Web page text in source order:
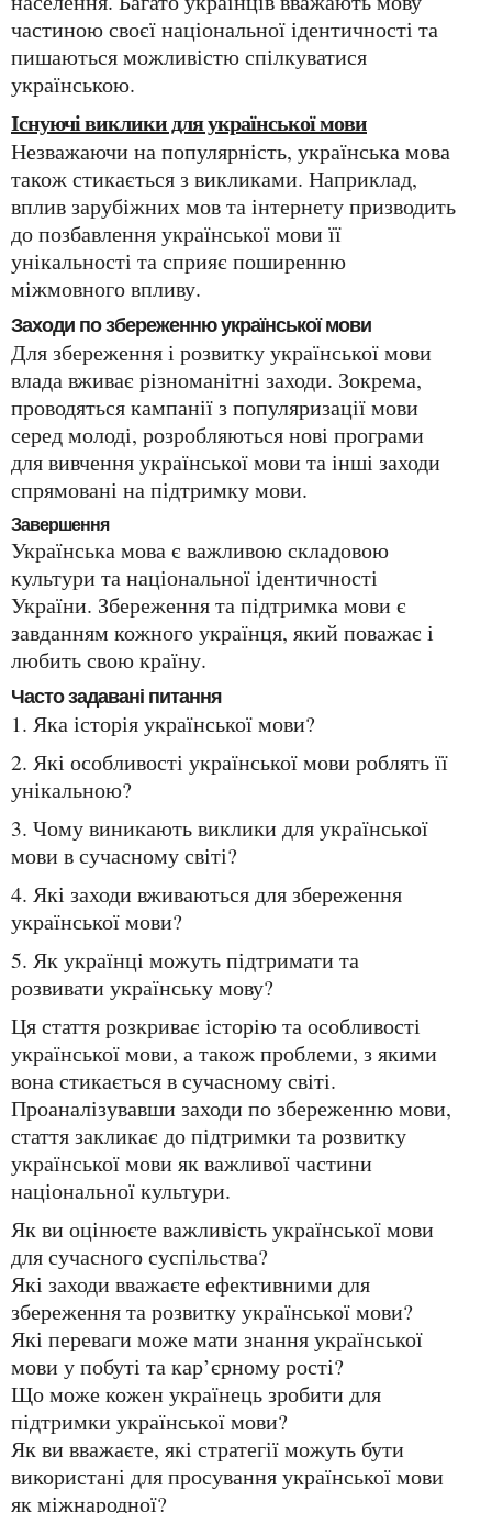
частиною своєї національної ідентичності та
пишаються можливістю спілкуватися
українською.
Існуючі виклики для української мови
Незважаючи на популярність, українська мова
також стикається з викликами. Наприклад,
вплив зарубіжних мов та інтернету призводить
до позбавлення української мови її
унікальності та сприяє поширенню
міжмовного впливу.
Заходи по збереженню української мови
Для збереження і розвитку української мови
влада вживає різноманітні заходи. Зокрема,
проводяться кампанії з популяризації мови
серед молоді, розробляються нові програми
для вивчення української мови та інші заходи
спрямовані на підтримку мови.
Завершення
Українська мова є важливою складовою
культури та національної ідентичності
України. Збереження та підтримка мови є
завданням кожного українця, який поважає і
любить свою країну.
Часто задавані питання
1. Яка історія української мови?
2. Які особливості української мови роблять її
унікальною?
3. Чому виникають виклики для української
мови в сучасному світі?
4. Які заходи вживаються для збереження
української мови?
5. Як українці можуть підтримати та
розвивати українську мову?
Ця стаття розкриває історію та особливості
української мови, а також проблеми, з якими
вона стикається в сучасному світі.
Проаналізувавши заходи по збереженню мови,
стаття закликає до підтримки та розвитку
української мови як важливої частини
національної культури.
Як ви оцінюєте важливість української мови
для сучасного суспільства?
Які заходи вважаєте ефективними для
збереження та розвитку української мови?
Які переваги може мати знання української
мови у побуті та кар’єрному рості?
Що може кожен українець зробити для
підтримки української мови?
Як ви вважаєте, які стратегії можуть бути
використані для просування української мови
як міжнародної?